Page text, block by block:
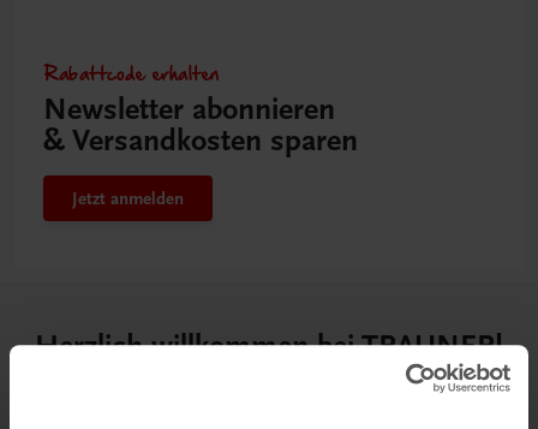
Rabattcode erhalten
Newsletter abonnieren
& Versandkosten sparen
Jetzt anmelden
Herzlich willkommen bei TRAUNER!